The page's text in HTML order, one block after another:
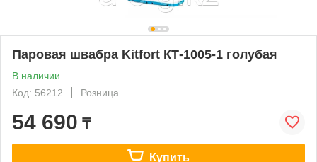
Паровая швабра Kitfort КТ-1005-1 голубая
В наличии
Код: 56212
Розница
54 690 ₸
Купить